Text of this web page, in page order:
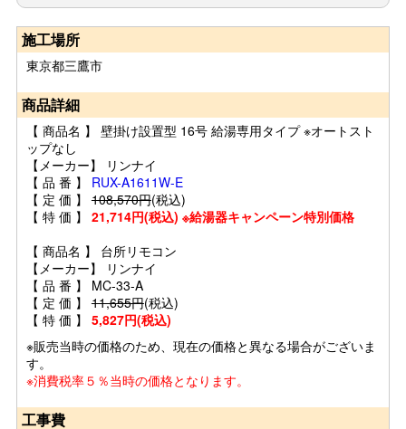
施工場所
東京都三鷹市
商品詳細
【 商品名 】 壁掛け設置型 16号 給湯専用タイプ ※オートスト
ップなし
【メーカー】 リンナイ
【 品 番 】 RUX-A1611W-E
【 定 価 】 108,570円(税込)
【 特 価 】 21,714円(税込) ※給湯器キャンペーン特別価格
【 商品名 】 台所リモコン
【メーカー】 リンナイ
【 品 番 】 MC-33-A
【 定 価 】 11,655円(税込)
【 特 価 】 5,827円(税込)
※販売当時の価格のため、現在の価格と異なる場合がございま
す。
※消費税率５％当時の価格となります。
工事費